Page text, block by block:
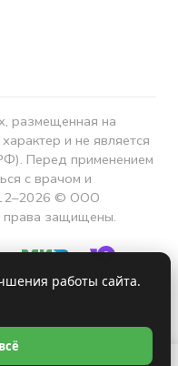
размещенная на
и не является
Перед применением
с врачом и
© ООО
защищены.
работы сайта.